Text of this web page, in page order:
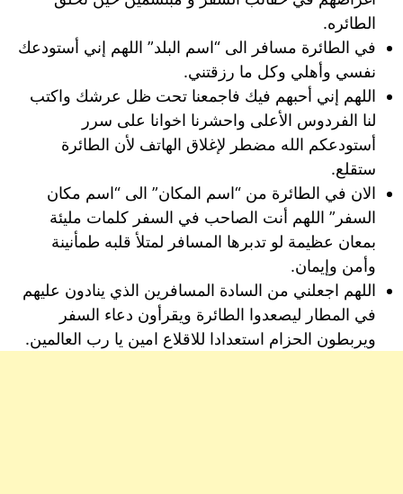
الطائره.
في الطائرة مسافر الى “اسم البلد” اللهم إني أستودعك
نفسي وأهلي وكل ما رزقتني.
اللهم إني أحبهم فيك فاجمعنا تحت ظل عرشك واكتب
لنا الفردوس الأعلى واحشرنا اخوانا على سرر
أستودعكم الله مضطر لإغلاق الهاتف لأن الطائرة
ستقلع.
الان في الطائرة من “اسم المكان” الى “اسم مكان
السفر” اللهم أنت الصاحب في السفر كلمات مليئة
بمعان عظيمة لو تدبرها المسافر لمتلأ قلبه طمأنينة
وأمن وإيمان.
اللهم اجعلني من السادة المسافرين الذي ينادون عليهم
في المطار ليصعدوا الطائرة ويقرأون دعاء السفر
ويربطون الحزام استعدادا للاقلاع امين يا رب العالمين.